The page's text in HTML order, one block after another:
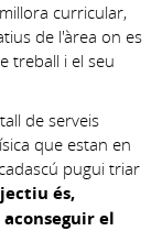
curricular,
de l'àrea on es
treball i el seu
de serveis
que estan en
pugui triar
és,
el